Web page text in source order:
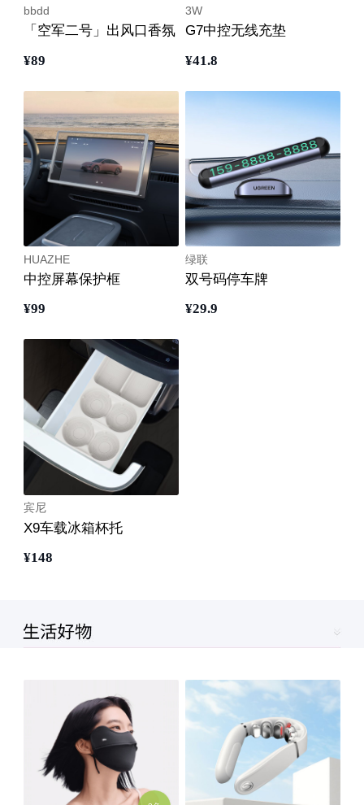
bbdd
「空军二号」出风口香氛
¥89
3W
G7中控无线充垫
¥41.8
HUAZHE
中控屏幕保护框
¥99
绿联
双号码停车牌
¥29.9
宾尼
X9车载冰箱杯托
¥148